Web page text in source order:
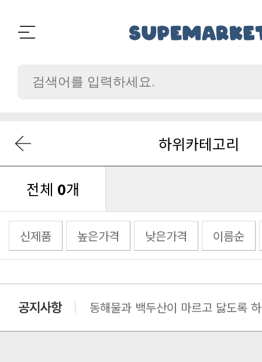
하위카테고리
전체 0개
신제품 높은가격 낮은가격 이름순
동해물과 백두산이 마르고 닳도록